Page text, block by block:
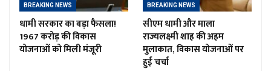
BREAKING NEWS
धामी सरकार का बड़ा फैसला!
1967 करोड़ की विकास
योजनाओं को मिली मंजूरी
BREAKING NEWS
सीएम धामी और माला
राज्यलक्ष्मी शाह की अहम
मुलाकात, विकास योजनाओं पर
हुई चर्चा